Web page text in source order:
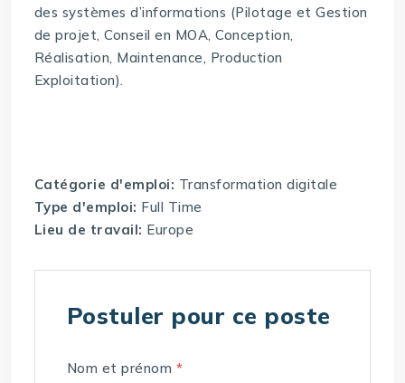
des systèmes d’informations (Pilotage et Gestion
de projet, Conseil en MOA, Conception,
Réalisation, Maintenance, Production
Exploitation).
Catégorie d'emploi: Transformation digitale
Type d'emploi: Full Time
Lieu de travail: Europe
Postuler pour ce poste
Nom et prénom *